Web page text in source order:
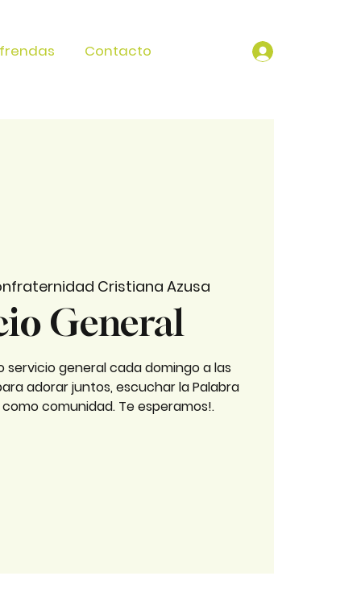
Contacto
Cristiana Azusa
General
servicio general cada domingo a las
adorar juntos, escuchar la Palabra
comunidad. Te esperamos!.